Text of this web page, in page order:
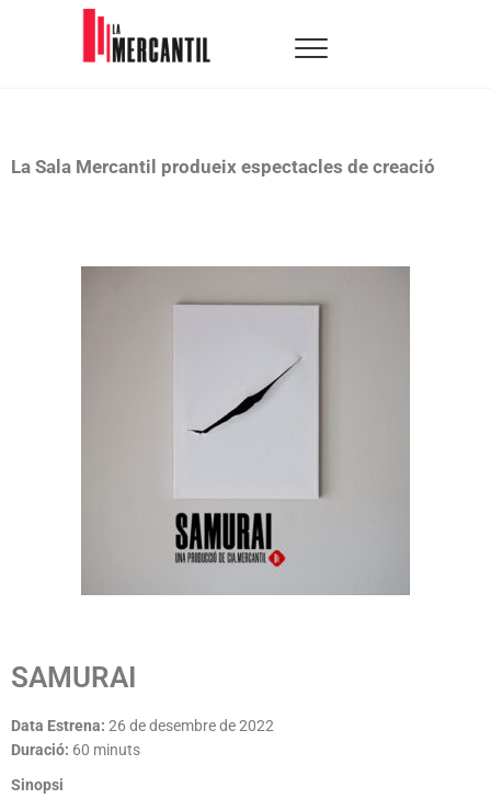
La Sala Mercantil produeix espectacles de creació
SAMURAI
Data Estrena: 26 de desembre de 2022
Duració: 60 minuts
Sinopsi